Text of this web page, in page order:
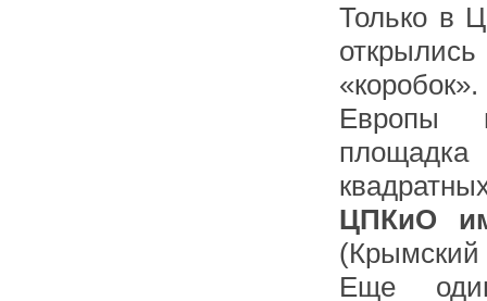
Только в
Европы
ЦПКиО
Еще